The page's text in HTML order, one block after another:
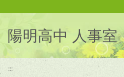
陽明高中 人事室
:::